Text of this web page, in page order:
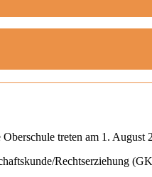
treten am 1. August
Rechtserziehung